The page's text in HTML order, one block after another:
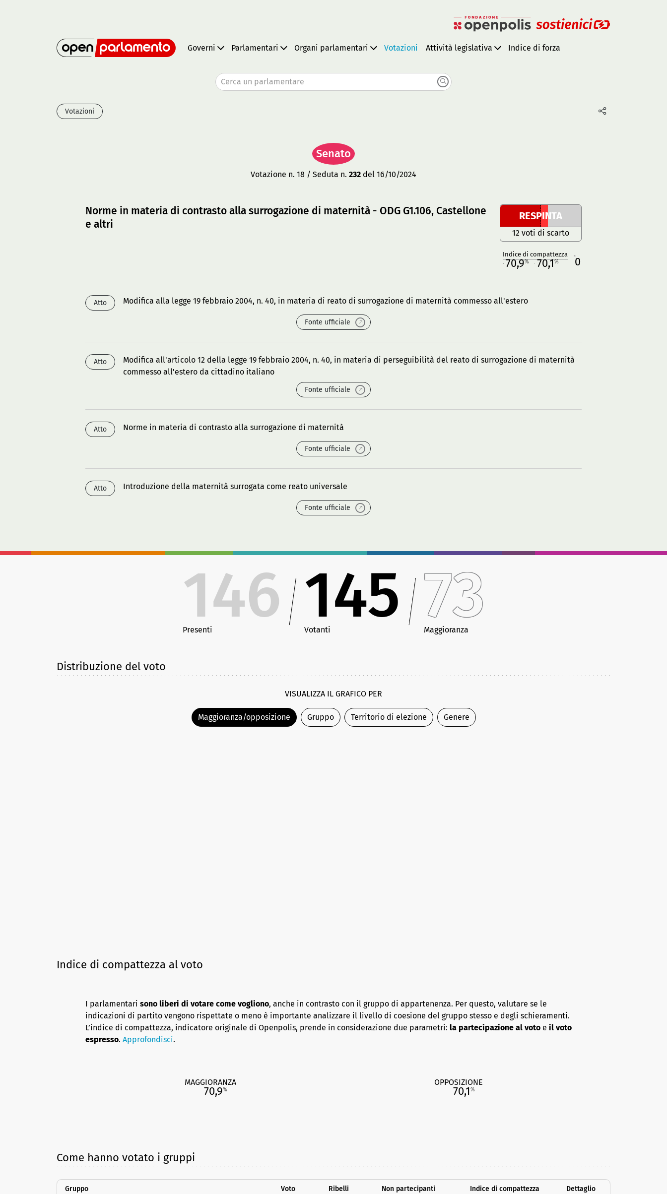
Governi Parlamentari Organi parlamentari Votazioni Attività legislativa Indice di forza
Cerca un parlamentare
Votazioni
Senato
Votazione n. 18 / Seduta n. 232 del 16/10/2024
Norme in materia di contrasto alla surrogazione di maternità - ODG G1.106, Castellone
e altri
RESPINTA
12 voti di scarto
Indice di compattezza
70,9% 70,1% 0
Atto Modifica alla legge 19 febbraio 2004, n. 40, in materia di reato di surrogazione di maternità commesso all'estero
Fonte ufficiale
Atto
Modifica all'articolo 12 della legge 19 febbraio 2004, n. 40, in materia di perseguibilità del reato di surrogazione di maternità
commesso all'estero da cittadino italiano
Fonte ufficiale
Atto Norme in materia di contrasto alla surrogazione di maternità
Fonte ufficiale
Atto Introduzione della maternità surrogata come reato universale
Fonte ufficiale
146
Presenti 145
Votanti 73
Maggioranza
Distribuzione del voto
VISUALIZZA IL GRAFICO PER
Maggioranza/opposizione Gruppo Territorio di elezione Genere
Indice di compattezza al voto
I parlamentari sono liberi di votare come vogliono, anche in contrasto con il gruppo di appartenenza. Per questo, valutare se le
indicazioni di partito vengono rispettate o meno è importante analizzare il livello di coesione del gruppo stesso e degli schieramenti.
L’indice di compattezza, indicatore originale di Openpolis, prende in considerazione due parametri: la partecipazione al voto e il voto
espresso. Approfondisci.
MAGGIORANZA
70,9%
OPPOSIZIONE
70,1%
Come hanno votato i gruppi
Gruppo Voto Ribelli Non partecipanti Indice di compattezza Dettaglio